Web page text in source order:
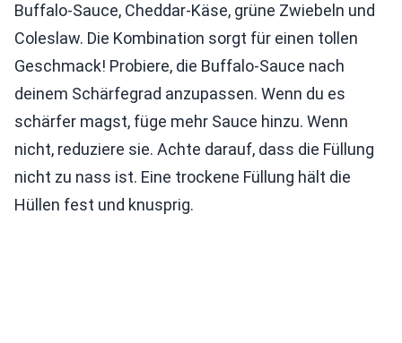
Buffalo-Sauce, Cheddar-Käse, grüne Zwiebeln und
Coleslaw. Die Kombination sorgt für einen tollen
Geschmack! Probiere, die Buffalo-Sauce nach
deinem Schärfegrad anzupassen. Wenn du es
schärfer magst, füge mehr Sauce hinzu. Wenn
nicht, reduziere sie. Achte darauf, dass die Füllung
nicht zu nass ist. Eine trockene Füllung hält die
Hüllen fest und knusprig.